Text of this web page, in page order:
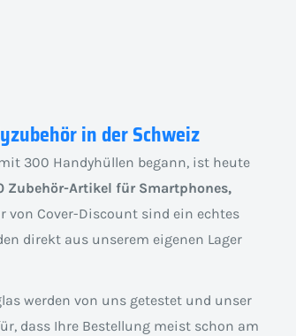
in der Schweiz
300 Handyhüllen begann, ist heute
Zubehör-Artikel für Smartphones,
von Cover-Discount sind ein echtes
direkt aus unserem eigenen Lager
werden von uns getestet und unser
dass Ihre Bestellung meist schon am